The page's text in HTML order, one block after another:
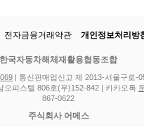
전자금융거래약관 개인정보처리방
한국자동차해체재활용협동조합
| 통신판매업신고 제 2013-서울구로-
오피스텔 806호(우)152-842 | 카카오톡
867-0622
주식회사 어메스